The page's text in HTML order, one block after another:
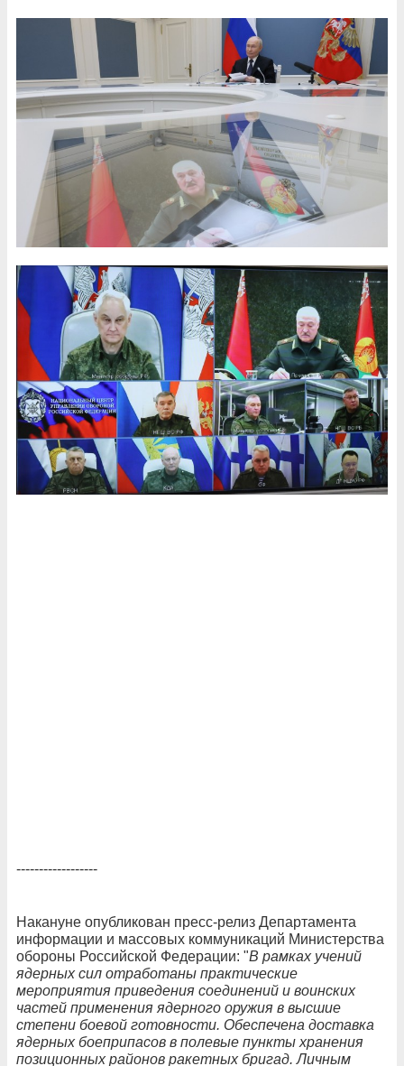
------------------
Накануне опубликован пресс-релиз Департамента
информации и массовых коммуникаций Министерства
обороны Российской Федерации: "В рамках учений
ядерных сил отработаны практические
мероприятия приведения соединений и воинских
частей применения ядерного оружия в высшие
степени боевой готовности. Обеспечена доставка
ядерных боеприпасов в полевые пункты хранения
позиционных районов ракетных бригад. Личным